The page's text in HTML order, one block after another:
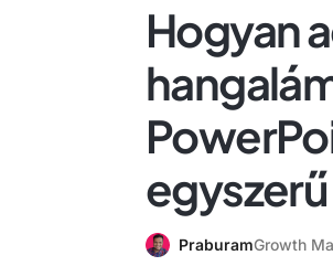
Hogyan
PraburamGrowth